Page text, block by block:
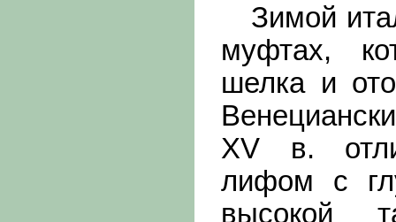
Зимой
муфтах,
шелка и
XV в.
лифом с
высокой